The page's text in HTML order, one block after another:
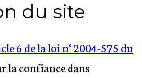
du site
6 de la loi n° 2004-575 du
la confiance dans